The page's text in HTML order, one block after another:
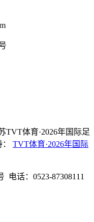
TVT体育·2026年国际足
TVT体育·2026年国际
电话：0523-87308111